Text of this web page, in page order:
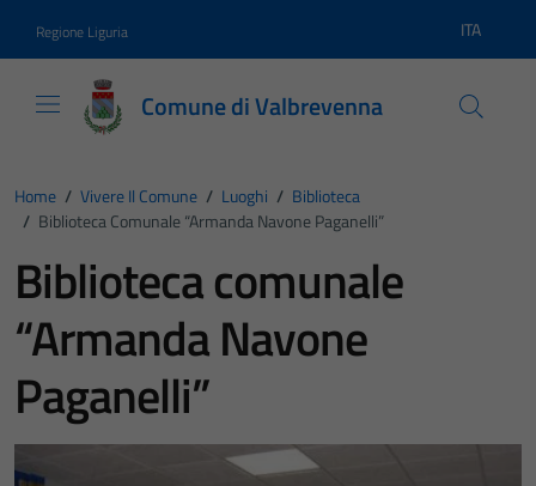
Regione Liguria Lingua
ITA
Comune di Valbrevenna
Home / Vivere Il Comune / Luoghi / Biblioteca
/ Biblioteca Comunale “Armanda Navone Paganelli”
Biblioteca comunale
“Armanda Navone
Paganelli”